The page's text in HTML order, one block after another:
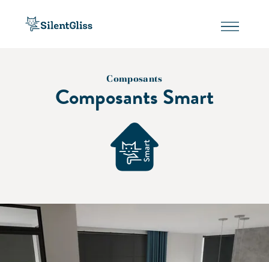
Composants
Composants Smart